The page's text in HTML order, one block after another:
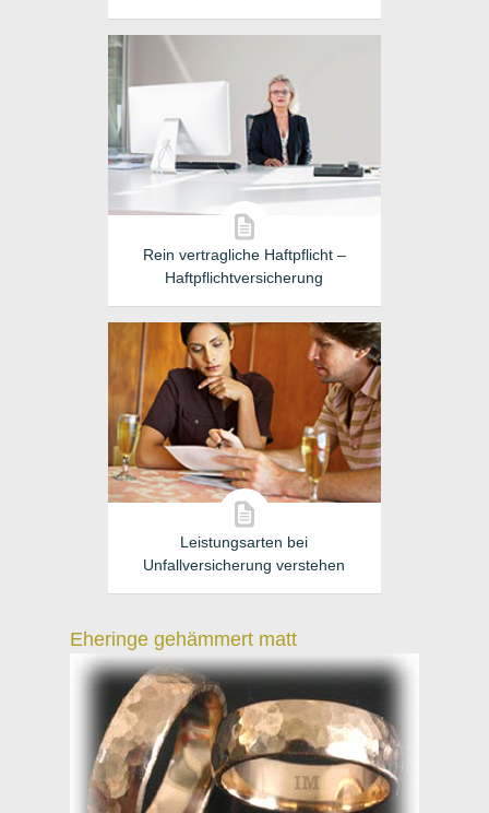
Rein vertragliche Haftpflicht –
Haftpflichtversicherung
Leistungsarten bei
Unfallversicherung verstehen
Eheringe gehämmert matt